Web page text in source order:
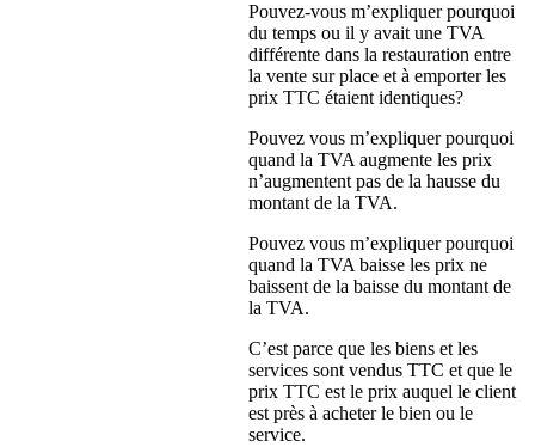
Pouvez-vous m’expliquer pourquoi
du temps ou il y avait une TVA
différente dans la restauration entre
la vente sur place et à emporter les
prix TTC étaient identiques?
Pouvez vous m’expliquer pourquoi
quand la TVA augmente les prix
n’augmentent pas de la hausse du
montant de la TVA.
Pouvez vous m’expliquer pourquoi
quand la TVA baisse les prix ne
baissent de la baisse du montant de
la TVA.
C’est parce que les biens et les
services sont vendus TTC et que le
prix TTC est le prix auquel le client
est près à acheter le bien ou le
service.